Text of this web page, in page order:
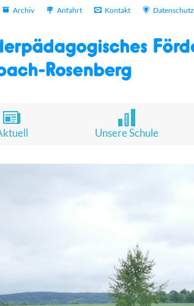
Archiv Anfahrt Kontakt Datenschutz
Unsere Schule